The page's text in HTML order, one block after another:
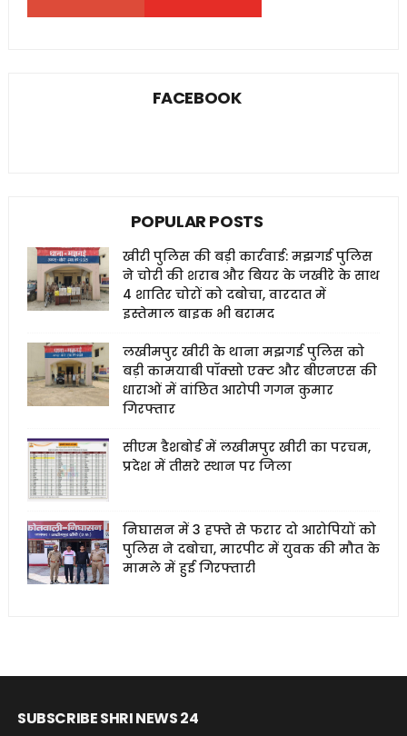
FACEBOOK
POPULAR POSTS
खीरी पुलिस की बड़ी कार्रवाई: मझगई पुलिस
ने चोरी की शराब और बियर के जखीरे के साथ
4 शातिर चोरों को दबोचा, वारदात में
इस्तेमाल बाइक भी बरामद
लखीमपुर खीरी के थाना मझगई पुलिस को
बड़ी कामयाबी पॉक्सो एक्ट और बीएनएस की
धाराओं में वांछित आरोपी गगन कुमार
गिरफ्तार
सीएम डैशबोर्ड में लखीमपुर खीरी का परचम,
प्रदेश में तीसरे स्थान पर जिला
निघासन में 3 हफ्ते से फरार दो आरोपियों को
पुलिस ने दबोचा, मारपीट में युवक की मौत के
मामले में हुई गिरफ्तारी
SUBSCRIBE SHRI NEWS 24